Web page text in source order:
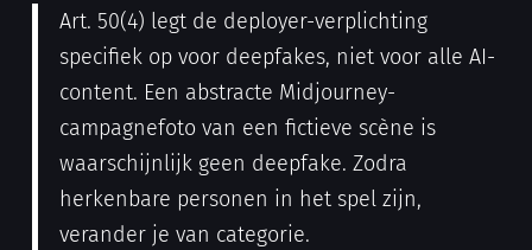
Art. 50(4) legt de deployer-verplichting
specifiek op voor deepfakes, niet voor alle AI-
content. Een abstracte Midjourney-
campagnefoto van een fictieve scène is
waarschijnlijk geen deepfake. Zodra
herkenbare personen in het spel zijn,
verander je van categorie.